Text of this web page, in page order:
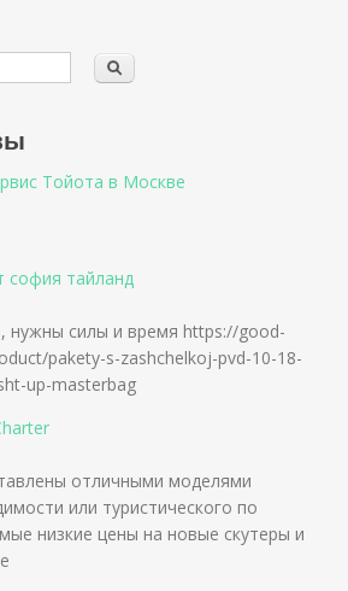
Тойота в Москве
софия тайланд
нужны силы и время https://good-
pakety-s-zashchelkoj-pvd-10-18-
up-masterbag
отличными моделями
или туристического по
низкие цены на новые скутеры и